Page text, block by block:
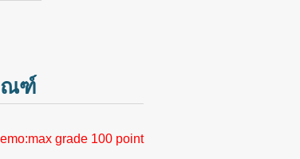
ณฑ์
grade 100 point